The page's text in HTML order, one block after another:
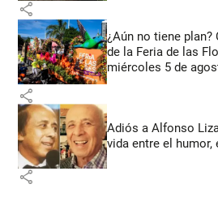
share
¿Aún no tiene
de la Feria de las
miércoles 5 de
share
Adiós a Alfonso
vida entre el humor,
share